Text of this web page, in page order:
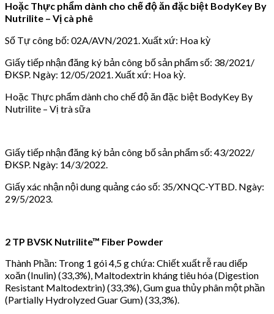
Hoặc Thực phẩm dành cho chế độ ăn đặc biệt BodyKey By
Nutrilite – Vị cà phê
Số Tự công bố: 02A/AVN/2021. Xuất xứ: Hoa kỳ
Giấy tiếp nhận đăng ký bản công bố sản phẩm số: 38/2021/
ĐKSP. Ngày: 12/05/2021. Xuất xứ: Hoa kỳ.
Hoặc Thực phẩm dành cho chế độ ăn đặc biệt BodyKey By
Nutrilite – Vị trà sữa
Giấy tiếp nhận đăng ký bản công bố sản phẩm số: 43/2022/
ĐKSP. Ngày: 14/3/2022.
Giấy xác nhận nội dung quảng cáo số: 35/XNQC-YTBD. Ngày:
29/5/2023.
2 TP BVSK Nutrilite™ Fiber Powder
Thành Phần: Trong 1 gói 4,5 g chứa: Chiết xuất rễ rau diếp
xoăn (Inulin) (33,3%), Maltodextrin kháng tiêu hóa (Digestion
Resistant Maltodextrin) (33,3%), Gum gua thủy phân một phần
(Partially Hydrolyzed Guar Gum) (33,3%).